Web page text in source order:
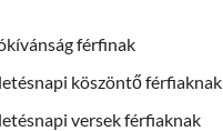
férfinak
köszöntő férfiaknak
versek férfiaknak